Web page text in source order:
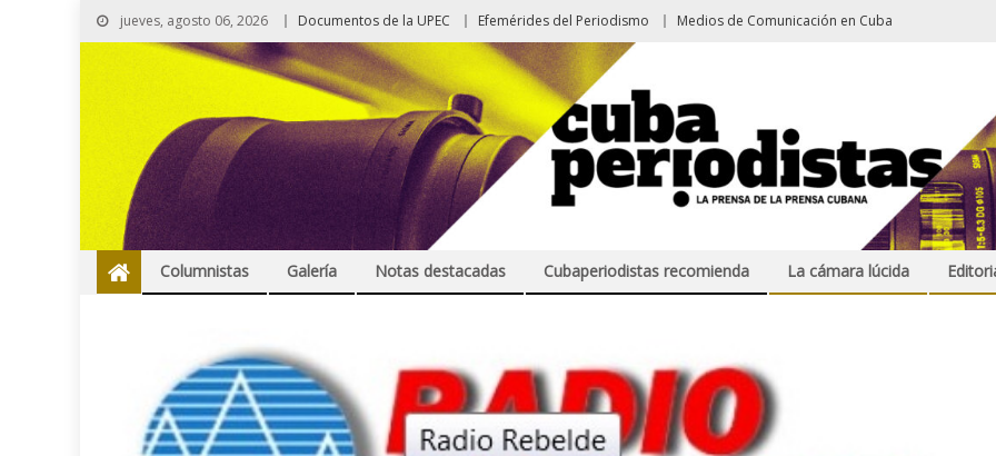
jueves, agosto 06, 2026 Documentos de la UPEC Efemérides del Periodismo Medios de Comunicación en Cuba
Columnistas Galería Notas destacadas Cubaperiodistas recomienda La cámara lúcida